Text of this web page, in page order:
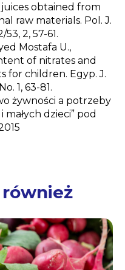
obtained from
raw materials. Pol. J.
2, 57-61.
Mostafa U.,
of nitrates and
for children. Egyp. J.
1, 63-81.
żywności a potrzeby
dzieci” pod